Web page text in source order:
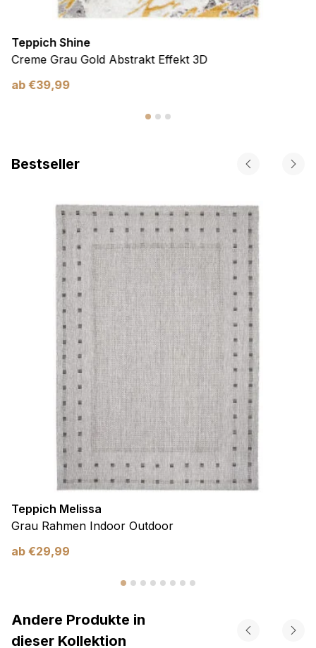
Teppich Shine
Creme Grau Gold Abstrakt Effekt 3D
ab €39,99
Bestseller
Teppich Melissa
Grau Rahmen Indoor Outdoor
ab €29,99
Andere Produkte in
dieser Kollektion